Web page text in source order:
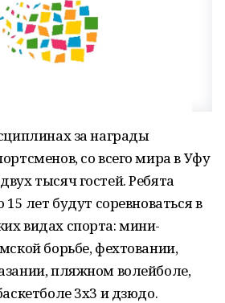
за награды
со всего мира в Уфу
тысяч гостей. Ребята
лет будут соревноваться в
видах спорта: мини-
борьбе, фехтовании,
пляжном волейболе,
3х3 и дзюдо.